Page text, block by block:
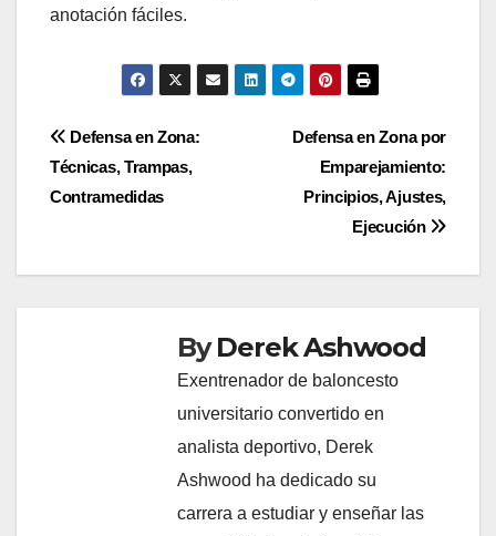
anotación fáciles.
Post
navigation
Defensa en Zona por
Emparejamiento:
Principios, Ajustes,
Ejecución
Defensa en Zona:
Técnicas, Trampas,
Contramedidas
ByDerek Ashwood
Exentrenador de baloncesto
universitario convertido en
analista deportivo, Derek
Ashwood ha dedicado su
carrera a estudiar y enseñar las